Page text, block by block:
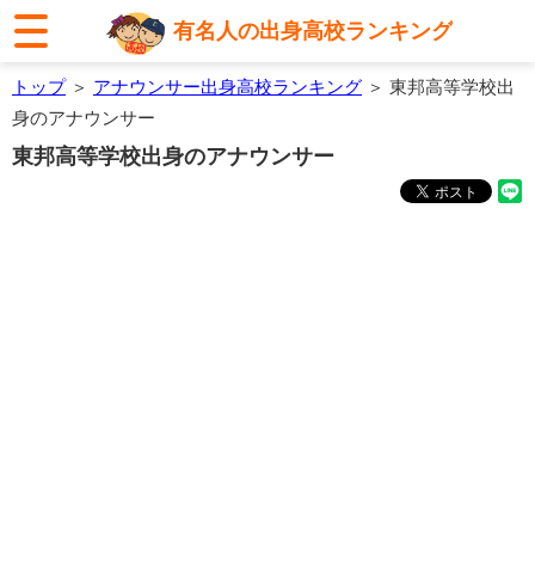
有名人の出身高校ランキング
トップ＞ アナウンサー出身高校ランキング ＞ 東邦高等学校出
身のアナウンサー
東邦高等学校出身のアナウンサー